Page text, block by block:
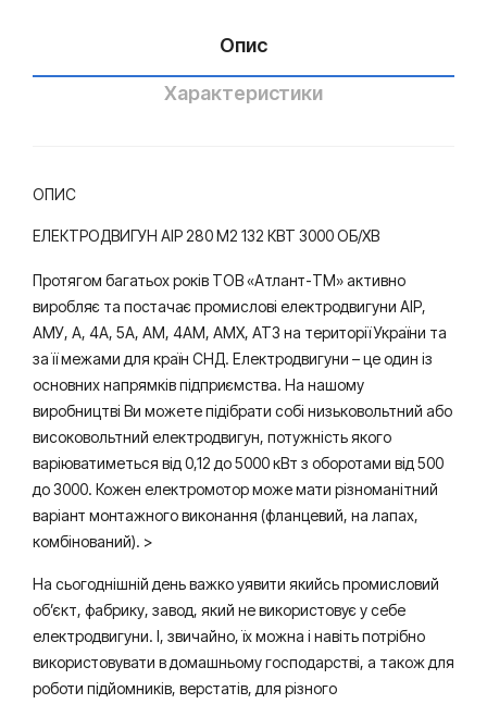
Опис
Характеристики
ОПИС
ЕЛЕКТРОДВИГУН АІР 280 M2 132 КВТ 3000 ОБ/ХВ
Протягом багатьох років ТОВ «Атлант-ТМ» активно
виробляє та постачає промислові електродвигуни АІР,
АМУ, А, 4А, 5А, АМ, 4АМ, АМХ, АТ3 на території України та
за її межами для країн СНД. Електродвигуни – це один із
основних напрямків підприємства. На нашому
виробництві Ви можете підібрати собі низьковольтний або
високовольтний електродвигун, потужність якого
варіюватиметься від 0,12 до 5000 кВт з оборотами від 500
до 3000. Кожен електромотор може мати різноманітний
варіант монтажного виконання (фланцевий, на лапах,
комбінований). >
На сьогоднішній день важко уявити якийсь промисловий
об’єкт, фабрику, завод, який не використовує у себе
електродвигуни. І, звичайно, їх можна і навіть потрібно
використовувати в домашньому господарстві, а також для
роботи підйомників, верстатів, для різного